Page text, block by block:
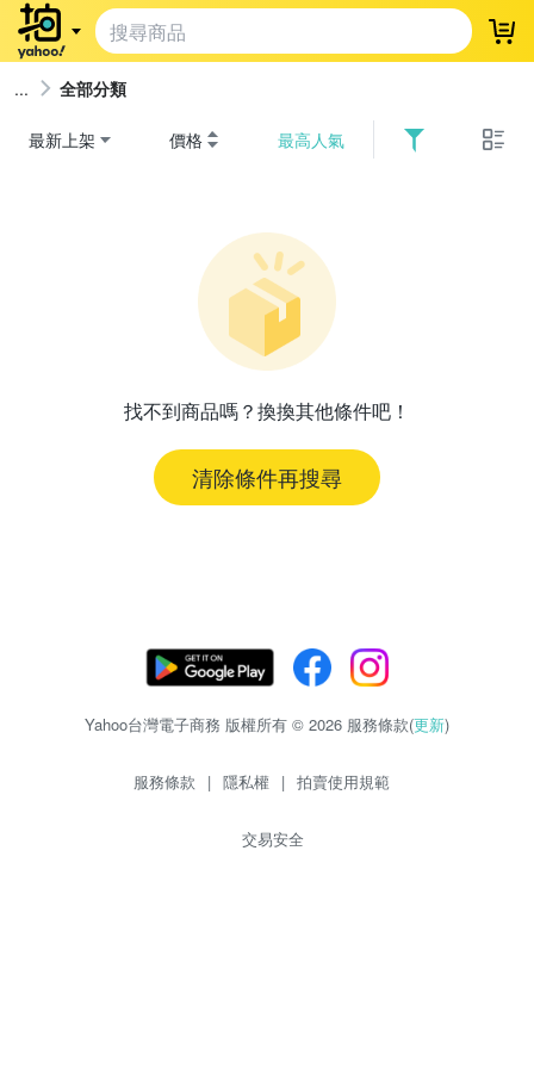
登
全部分類
最新上架 價格 最高人氣
找不到商品嗎？換換其他條件吧！
清除條件再搜尋
Yahoo台灣電子商務 版權所有 © 2026 服務條款(更新)
服務條款 | 隱私權 | 拍賣使用規範
交易安全